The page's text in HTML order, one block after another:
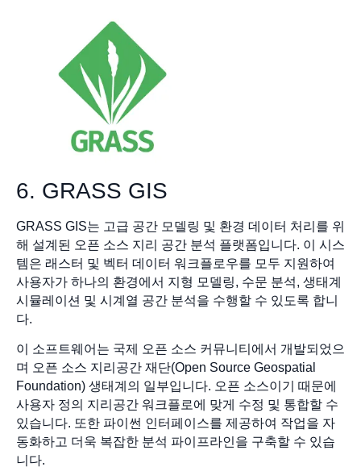
6. GRASS GIS
GRASS GIS는 고급 공간 모델링 및 환경 데이터 처리를 위
해 설계된 오픈 소스 지리 공간 분석 플랫폼입니다. 이 시스
템은 래스터 및 벡터 데이터 워크플로우를 모두 지원하여
사용자가 하나의 환경에서 지형 모델링, 수문 분석, 생태계
시뮬레이션 및 시계열 공간 분석을 수행할 수 있도록 합니
다.
이 소프트웨어는 국제 오픈 소스 커뮤니티에서 개발되었으
며 오픈 소스 지리공간 재단(Open Source Geospatial
Foundation) 생태계의 일부입니다. 오픈 소스이기 때문에
사용자 정의 지리공간 워크플로에 맞게 수정 및 통합할 수
있습니다. 또한 파이썬 인터페이스를 제공하여 작업을 자
동화하고 더욱 복잡한 분석 파이프라인을 구축할 수 있습
니다.